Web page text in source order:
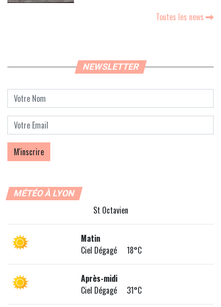
Toutes les news
NEWSLETTER
MÉTÉO À LYON
St Octavien
Matin
Ciel Dégagé 18°C
Après-midi
Ciel Dégagé 31°C